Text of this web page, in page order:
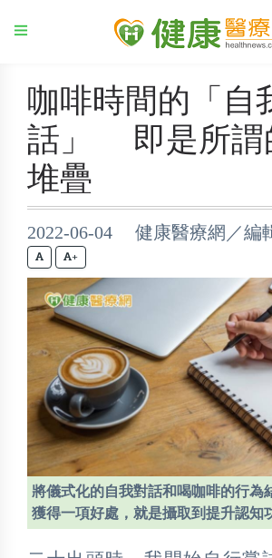
咖啡時間的「自
話」 即是所謂
堆疊
2022-06-04 健康醫療網／編
+
將儀式化的自我對話和喝咖啡的行為
獲得一項好處，就是攝取到提升認知